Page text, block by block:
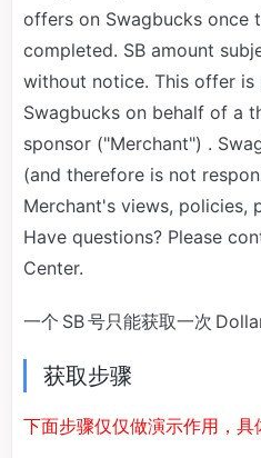
offers on Swagbucks once
completed. SB amount
without notice. This offer
Swagbucks on behalf of a
sponsor ("Merchant") .
(and therefore is not
Merchant's views, policies,
Have questions? Please
Center.
一个 SB 号只能获取一次
获取步骤
下面步骤仅仅做演示作用，